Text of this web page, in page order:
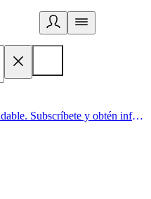
Acá comienza un estilo de vida saludable. Subscríbete y obtén información de primera mano